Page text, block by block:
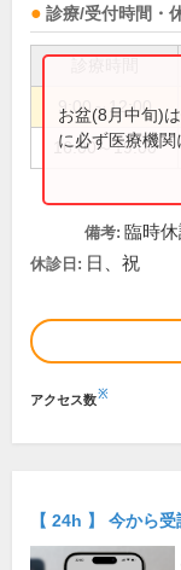
診療/受付時間・
9:00～12:00
16:00～19:00
お盆(8月中旬)
に必ず医療機関
備考: 臨時
休診日: 日、祝
アクセス数※
【 24h 】 今から